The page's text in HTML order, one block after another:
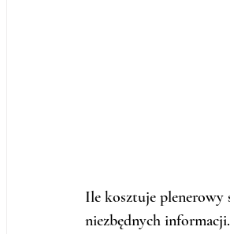
Ile kosztuje plenerowy
niezbędnych informacji.